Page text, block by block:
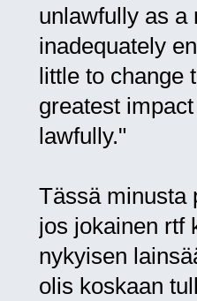
unlawfully as a
inadequately
little to change
greatest
lawfully."
Tässä minusta
jos jokainen rtf
nykyisen
olis koskaan